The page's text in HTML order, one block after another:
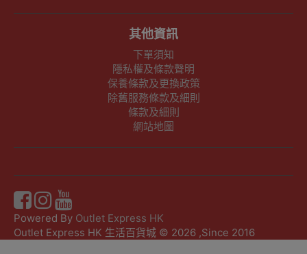
其他資訊
下單須知
隱私權及條款聲明
保養條款及更換政策
除舊服務條款及細則
條款及細則
網站地圖
Powered By Outlet Express HK
Outlet Express HK 生活百貨城 © 2026 ,Since 2016